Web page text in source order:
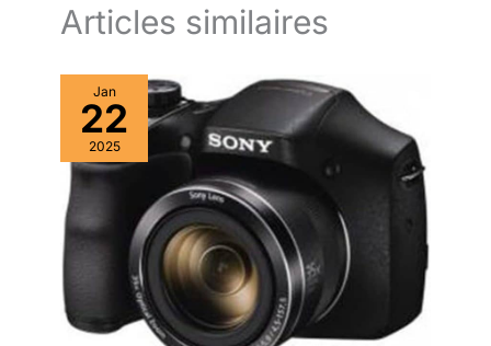
Articles similaires
Jan
22
2025